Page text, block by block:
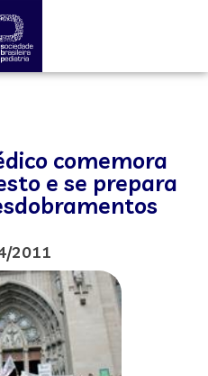
comemora
e se prepara
2011